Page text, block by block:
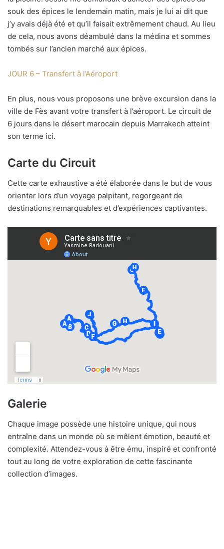
souk des épices le lendemain matin, mais je lui ai dit que
j’y avais déjà été et qu’il faisait extrêmement chaud. Au lieu
de cela, nous avons déambulé dans la médina et sommes
tombés sur l’ancien marché aux épices.
JOUR 6 – Transfert à l’Aéroport
En plus, nous vous proposons une brève excursion dans la
ville de Fès avant votre transfert à l’aéroport. Le circuit de
6 jours dans le désert marocain depuis Marrakech atteint
son terme ici.
Carte du Circuit
Cette carte exhaustive a été élaborée dans le but de vous
orienter lors d’un voyage palpitant, regorgeant de
destinations remarquables et d’expériences captivantes.
Galerie
Chaque image possède une histoire unique, qui nous
entraîne dans un monde où se mêlent émotion, beauté et
complexité. Attendez-vous à être ému, inspiré et confronté
tout au long de votre exploration de cette fascinante
collection d’images.